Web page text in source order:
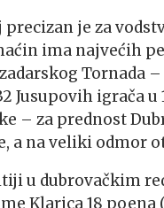
precizan je za
ima najvećih
Tornada
Jusupovih igrača
– za prednost
a na veliki odmor
u dubrovačkim
Klarica 18 poena